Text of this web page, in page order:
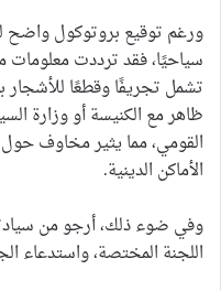
ورغم توقيع بروتوكول واضح
سياحيًا، فقد ترددت
تشمل تجريفًا وقطعًا للأشجار
ظاهر مع الكنيسة أو وزارة
القومي، مما يثير مخاوف حول
الأماكن الدينية.
وفي ضوء ذلك، أرجو من
اللجنة المختصة، واستدعاء